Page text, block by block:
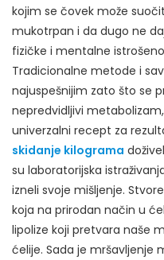
kojim se čovek može
mukotrpan i da dugo ne
fizičke i mentalne
Tradicionalne metode i
najuspešnijim zato što se
nepredvidljivi
univerzalni recept za
skidanje kilograma
su laboratorijska
izneli svoje mišljenje.
koja na prirodan način u
lipolize koji pretvara naše
ćelije. Sada je mršavljenje